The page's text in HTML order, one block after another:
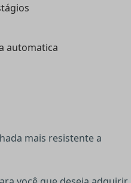
automatica
mais resistente a